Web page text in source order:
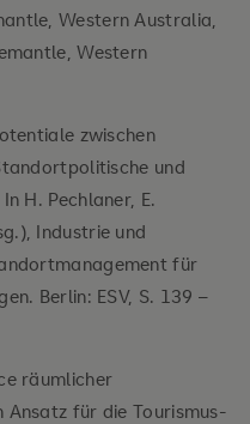
Western Australia,
Western
zwischen
und
H. Pechlaner, E.
Industrie und
für
Berlin: ESV, S. 139 –
räumlicher
Ansatz für die Tourismus-